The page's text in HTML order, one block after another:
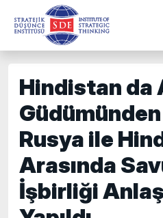
Hindistan da
Güdümünden
Rusya ile
Arasında
İşbirliği